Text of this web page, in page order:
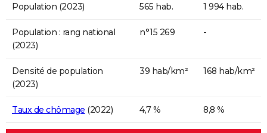
Population (2023) 565 hab. 1 994 hab.
Population : rang national
(2023)
n°15 269 -
Densité de population
(2023)
39 hab/km² 168 hab/km²
Taux de chômage (2022) 4,7 % 8,8 %